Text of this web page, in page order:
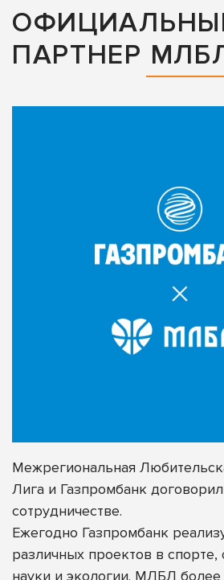
ПАРТНЕР
Межрегиональная
Лига и Газпромбанк
сотрудничестве.
Ежегодно Газпромбанк
различных проектов в
науки и экологии. МЛБЛ более